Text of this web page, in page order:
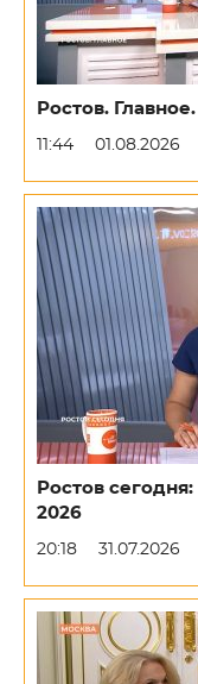
Ростов.
11:44 01.08.2026
Ростов
2026
20:18 31.07.2026